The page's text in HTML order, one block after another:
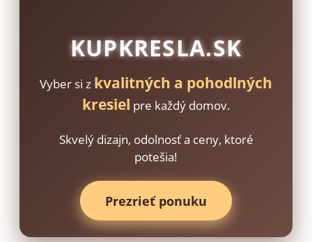
KUPKRESLA.SK
Vyber si z kvalitných a pohodlných
kresiel pre každý domov.
Skvelý dizajn, odolnosť a ceny, ktoré
potešia!
Prezrieť ponuku